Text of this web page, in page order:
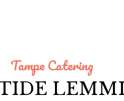
Tampe Catering